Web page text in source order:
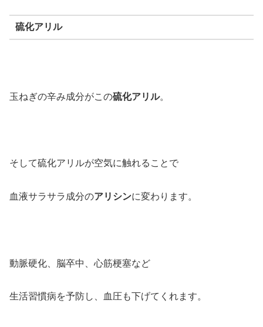
硫化アリル
玉ねぎの辛み成分がこの硫化アリル。
そして硫化アリルが空気に触れることで
血液サラサラ成分のアリシンに変わります。
動脈硬化、脳卒中、心筋梗塞など
生活習慣病を予防し、血圧も下げてくれます。